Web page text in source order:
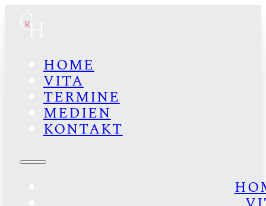
HOME
VITA
TERMINE
MEDIEN
KONTAKT